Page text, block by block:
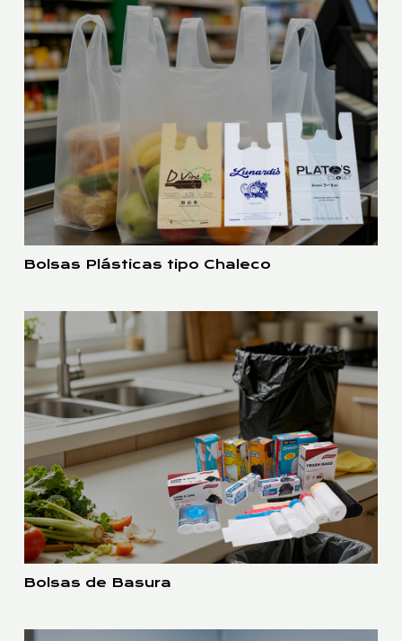
Bolsas Plásticas tipo Chaleco
Bolsas de Basura